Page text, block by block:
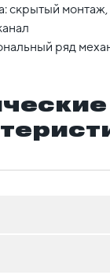
скрытый
ряд